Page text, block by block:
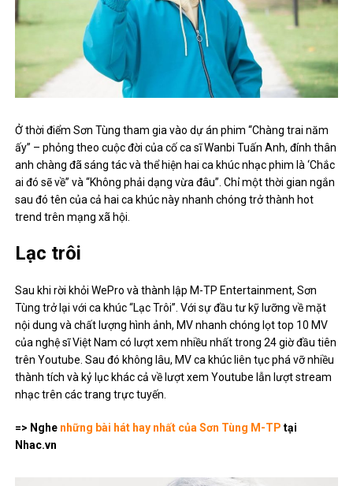
Ở thời điểm Sơn Tùng tham gia vào dự án phim “Chàng trai năm
ấy” – phỏng theo cuộc đời của cố ca sĩ Wanbi Tuấn Anh, đính thân
anh chàng đã sáng tác và thể hiện hai ca khúc nhạc phim là ‘Chắc
ai đó sẽ về” và “Không phải dạng vừa đâu”. Chỉ một thời gian ngắn
sau đó tên của cả hai ca khúc này nhanh chóng trở thành hot
trend trên mạng xã hội.
Lạc trôi
Sau khi rời khỏi WePro và thành lập M-TP Entertainment, Sơn
Tùng trở lại với ca khúc “Lạc Trôi”. Với sự đầu tư kỹ lưỡng về mặt
nội dung và chất lượng hình ảnh, MV nhanh chóng lọt top 10 MV
của nghệ sĩ Việt Nam có lượt xem nhiều nhất trong 24 giờ đầu tiên
trên Youtube. Sau đó không lâu, MV ca khúc liên tục phá vỡ nhiều
thành tích và kỷ lục khác cả về lượt xem Youtube lẫn lượt stream
nhạc trên các trang trực tuyến.
=> Nghe những bài hát hay nhất của Sơn Tùng M-TP tại
Nhac.vn